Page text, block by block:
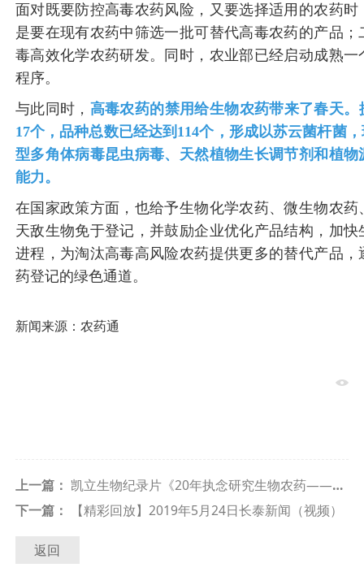
面对既要防控高毒农药风险，又要选择适用的农药
是要在现有农药中筛选一批可替代高毒农药的产品
毒高效化学农药研发。同时，农业部已经启动成熟
程序。
与此同时， 高毒农药的禁用给生物农药带来了春天。
17个，品种总数已经达到114个，形成以苏云菌杆菌
型多角体病毒昆虫病毒、天然植物生长调节剂和植
能力。
在国家政策方面，也给予生物化学农药、微生物农
天敌生物免于登记，并鼓励企业优化产品结构，加
进程，为淘汰高毒高风险农药提供更多的替代产品
药登记的绿色通道。
新闻来源：农药通
上一篇： 凯立生物纪录片《20年执念研究生物农药——中生菌素》
下一篇：
【精彩回放】2019年5月24日长泰新闻（视频）
返回